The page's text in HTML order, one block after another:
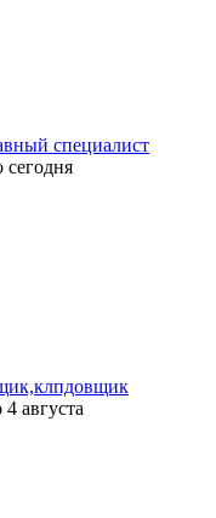
специалист
сегодня
4 августа